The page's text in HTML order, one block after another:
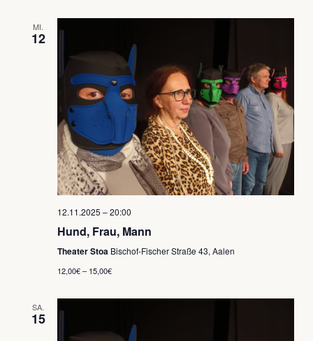
MI.
12
12.11.2025 – 20:00
Hund, Frau, Mann
Theater Stoa Bischof-Fischer Straße 43, Aalen
12,00€ – 15,00€
SA.
15